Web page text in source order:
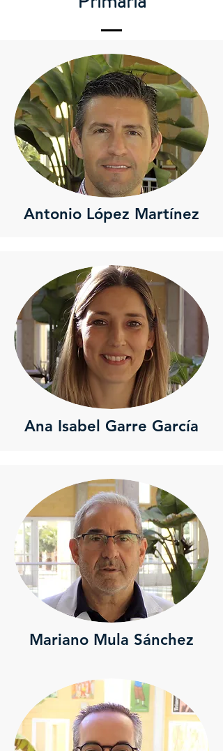
Antonio López Martínez
Ana Isabel Garre García
Mariano Mula Sánchez